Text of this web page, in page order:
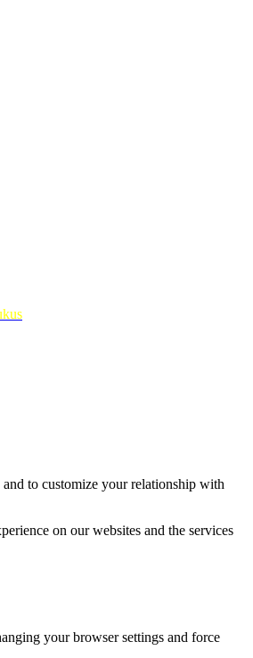
to customize your relationship with
on our websites and the services
your browser settings and force